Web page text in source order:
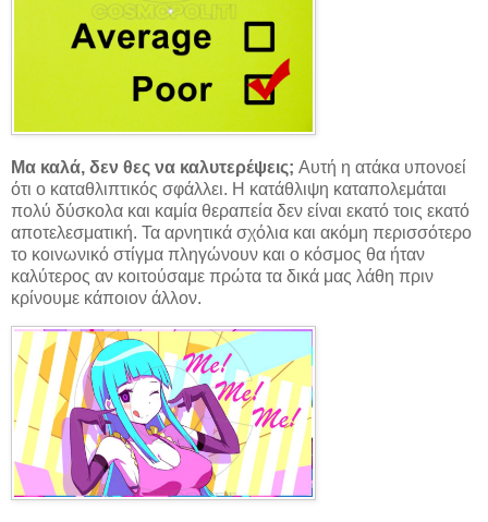
Μα καλά, δεν θες να καλυτερέψεις; Αυτή η ατάκα υπονοεί
ότι ο καταθλιπτικός σφάλλει. Η κατάθλιψη καταπολεμάται
πολύ δύσκολα και καμία θεραπεία δεν είναι εκατό τοις εκατό
αποτελεσματική. Τα αρνητικά σχόλια και ακόμη περισσότερο
το κοινωνικό στίγμα πληγώνουν και ο κόσμος θα ήταν
καλύτερος αν κοιτούσαμε πρώτα τα δικά μας λάθη πριν
κρίνουμε κάποιον άλλον.